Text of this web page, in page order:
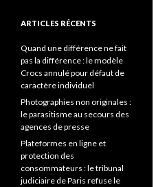
ARTICLES RÉCENTS
Quand une différence ne fait
pas la différence : le modèle
Crocs annulé pour défaut de
caractère individuel
Photographies non originales :
le parasitisme au secours des
agences de presse
Plateformes en ligne et
protection des
consommateurs : le tribunal
judiciaire de Paris refuse le